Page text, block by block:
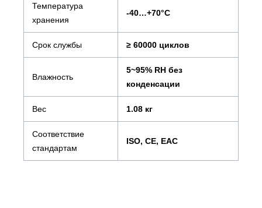
Температура
хранения
-40…+70°С
Срок службы ≥ 60000 циклов
Влажность
5~95% RH без
конденсации
Вес 1.08 кг
Соответствие
стандартам
ISO, CE, EAC